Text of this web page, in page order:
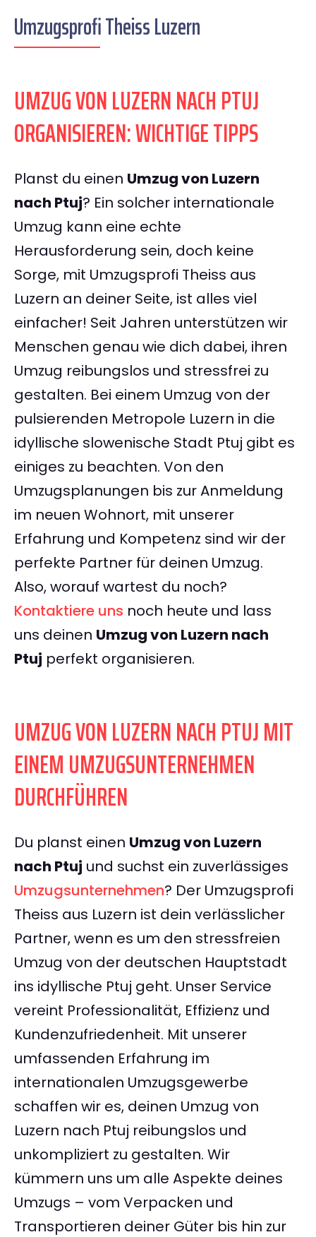
Umzugsprofi Theiss Luzern
UMZUG VON LUZERN NACH PTUJ
ORGANISIEREN: WICHTIGE TIPPS
Planst du einen Umzug von Luzern
nach Ptuj? Ein solcher internationale
Umzug kann eine echte
Herausforderung sein, doch keine
Sorge, mit Umzugsprofi Theiss aus
Luzern an deiner Seite, ist alles viel
einfacher! Seit Jahren unterstützen wir
Menschen genau wie dich dabei, ihren
Umzug reibungslos und stressfrei zu
gestalten. Bei einem Umzug von der
pulsierenden Metropole Luzern in die
idyllische slowenische Stadt Ptuj gibt es
einiges zu beachten. Von den
Umzugsplanungen bis zur Anmeldung
im neuen Wohnort, mit unserer
Erfahrung und Kompetenz sind wir der
perfekte Partner für deinen Umzug.
Also, worauf wartest du noch?
Kontaktiere uns noch heute und lass
uns deinen Umzug von Luzern nach
Ptuj perfekt organisieren.
UMZUG VON LUZERN NACH PTUJ MIT
EINEM UMZUGSUNTERNEHMEN
DURCHFÜHREN
Du planst einen Umzug von Luzern
nach Ptuj und suchst ein zuverlässiges
Umzugsunternehmen? Der Umzugsprofi
Theiss aus Luzern ist dein verlässlicher
Partner, wenn es um den stressfreien
Umzug von der deutschen Hauptstadt
ins idyllische Ptuj geht. Unser Service
vereint Professionalität, Effizienz und
Kundenzufriedenheit. Mit unserer
umfassenden Erfahrung im
internationalen Umzugsgewerbe
schaffen wir es, deinen Umzug von
Luzern nach Ptuj reibungslos und
unkompliziert zu gestalten. Wir
kümmern uns um alle Aspekte deines
Umzugs – vom Verpacken und
Transportieren deiner Güter bis hin zur